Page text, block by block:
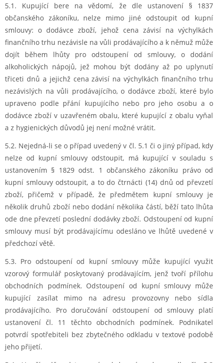
5.1. Kupující bere na vědomí, že dle ustanovení § 1837
občanského zákoníku, nelze mimo jiné odstoupit od kupní
smlouvy: o dodávce zboží, jehož cena závisí na výchylkách
finančního trhu nezávisle na vůli prodávajícího a k němuž může
dojít během lhůty pro odstoupení od smlouvy, o dodání
alkoholických nápojů, jež mohou být dodány až po uplynutí
třiceti dnů a jejichž cena závisí na výchylkách finančního trhu
nezávislých na vůli prodávajícího, o dodávce zboží, které bylo
upraveno podle přání kupujícího nebo pro jeho osobu a o
dodávce zboží v uzavřeném obalu, které kupující z obalu vyňal
a z hygienických důvodů jej není možné vrátit.
5.2. Nejedná-li se o případ uvedený v čl. 5.1 či o jiný případ, kdy
nelze od kupní smlouvy odstoupit, má kupující v souladu s
ustanovením § 1829 odst. 1 občanského zákoníku právo od
kupní smlouvy odstoupit, a to do čtrnácti (14) dnů od převzetí
zboží, přičemž v případě, že předmětem kupní smlouvy je
několik druhů zboží nebo dodání několika částí, běží tato lhůta
ode dne převzetí poslední dodávky zboží. Odstoupení od kupní
smlouvy musí být prodávajícímu odesláno ve lhůtě uvedené v
předchozí větě.
5.3. Pro odstoupení od kupní smlouvy může kupující využit
vzorový formulář poskytovaný prodávajícím, jenž tvoří přílohu
obchodních podmínek. Odstoupení od kupní smlouvy může
kupující zasílat mimo na adresu provozovny nebo sídla
prodávajícího. Pro doručování odstoupení od smlouvy platí
ustanovení čl. 11 těchto obchodních podmínek. Podnikatel
potvrdí spotřebiteli bez zbytečného odkladu v textové podobě
jeho přijetí.